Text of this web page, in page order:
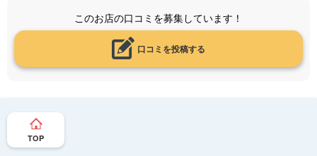
このお店の口コミを募集しています！
口コミを投稿する
TOP